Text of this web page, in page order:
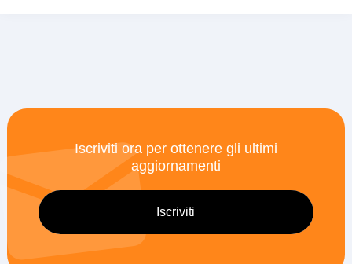
Iscriviti ora per ottenere gli ultimi
aggiornamenti